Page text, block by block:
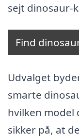
sejt dinosaur-
Find
Udvalget
smarte
hvilken
sikker på, at